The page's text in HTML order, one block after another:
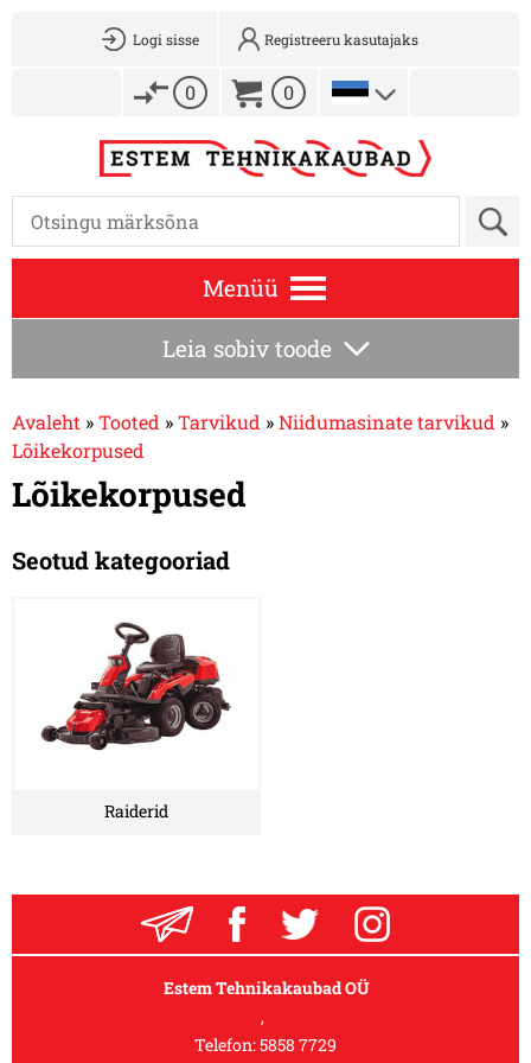
Logi sisse Registreeru kasutajaks
0 0
Menüü
Leia sobiv toode
Avaleht »Tooted »Tarvikud »Niidumasinate tarvikud »
Lõikekorpused
Lõikekorpused
Seotud kategooriad
Raiderid
Estem Tehnikakaubad OÜ
,
Telefon:5858 7729